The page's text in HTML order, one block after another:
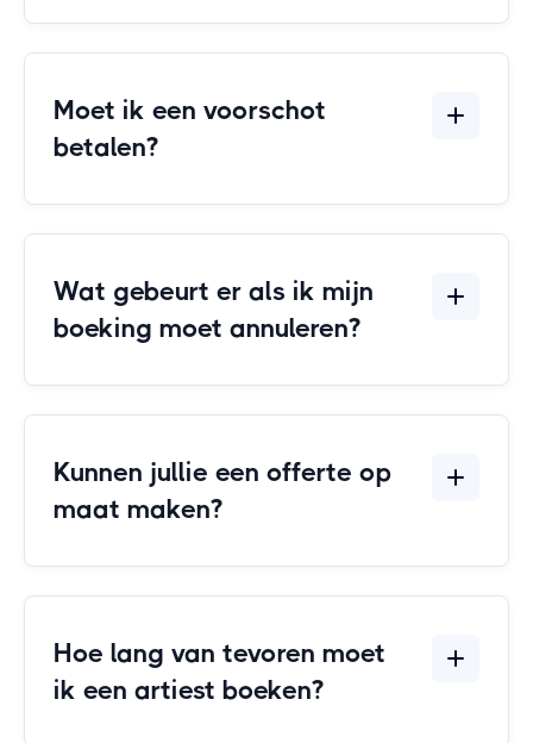
Moet ik een voorschot
betalen?
Wat gebeurt er als ik mijn
boeking moet annuleren?
Kunnen jullie een offerte op
maat maken?
Hoe lang van tevoren moet
ik een artiest boeken?